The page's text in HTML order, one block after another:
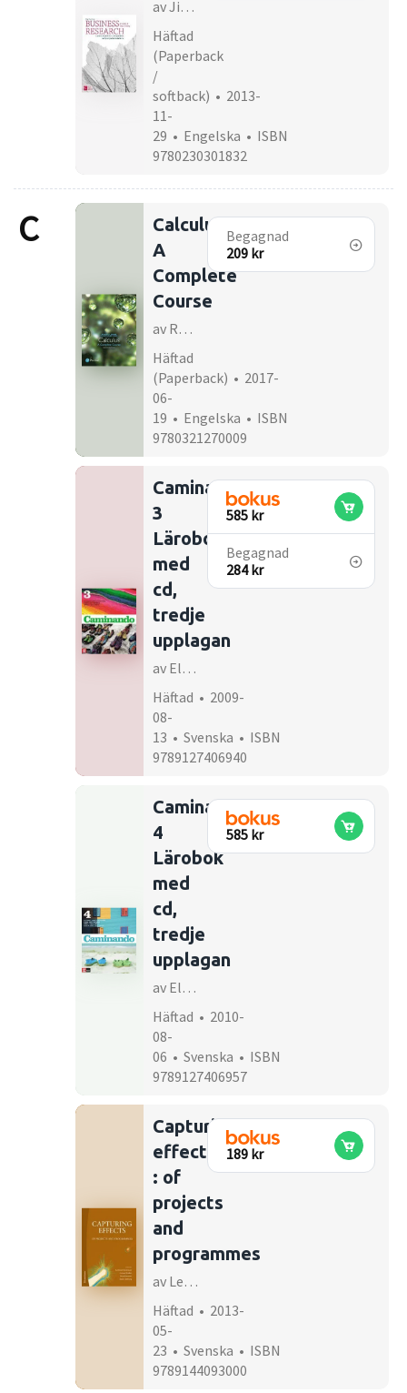
av Jill Collis, Roger Hussey
Häftad
(Paperback
/
softback) • 2013-
11-
29 • Engelska • ISBN
9780230301832
C
Calculus:
A
Complete
Course
av Robert A Adams
Häftad
(Paperback) • 2017-
06-
19 • Engelska • ISBN
9780321270009
Begagnad
209 kr
Caminando
3
Lärobok
med
cd,
tredje
upplagan
av Elisabet Waldenström
Häftad • 2009-
08-
13 • Svenska • ISBN
9789127406940
585 kr
Begagnad
284 kr
Caminando
4
Lärobok
med
cd,
tredje
upplagan
av Elisabet Waldenström, Ninni Westerman, Märet Wik-Bretz, María José Faci Lucia
Häftad • 2010-
08-
06 • Svenska • ISBN
9789127406957
585 kr
Capturing
effects
: of
projects
and
programmes
av Lennart Svensson, Karin Sjöberg, Göran Brulin, Sven Jansson
Häftad • 2013-
05-
23 • Svenska • ISBN
9789144093000
189 kr